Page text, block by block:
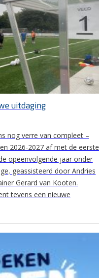
uitdaging
nog verre van compleet –
2026-2027 af met de eerste
opeenvolgende jaar onder
geassisteerd door Andries
Gerard van Kooten.
tevens een nieuwe